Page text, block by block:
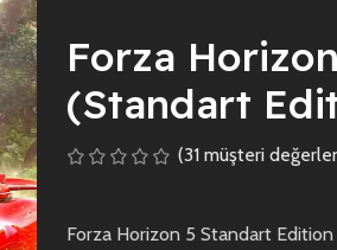
Forza
(Standart
(31müşteri
Forza Horizon 5 Standart Edition